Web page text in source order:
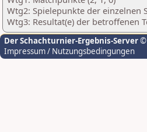
Wtg2: Spielepunkte der einzelnen
Wtg3: Resultat(e) der betroffenen
Der Schachturnier-Ergebnis-Server©
Impressum / Nutzungsbedingungen